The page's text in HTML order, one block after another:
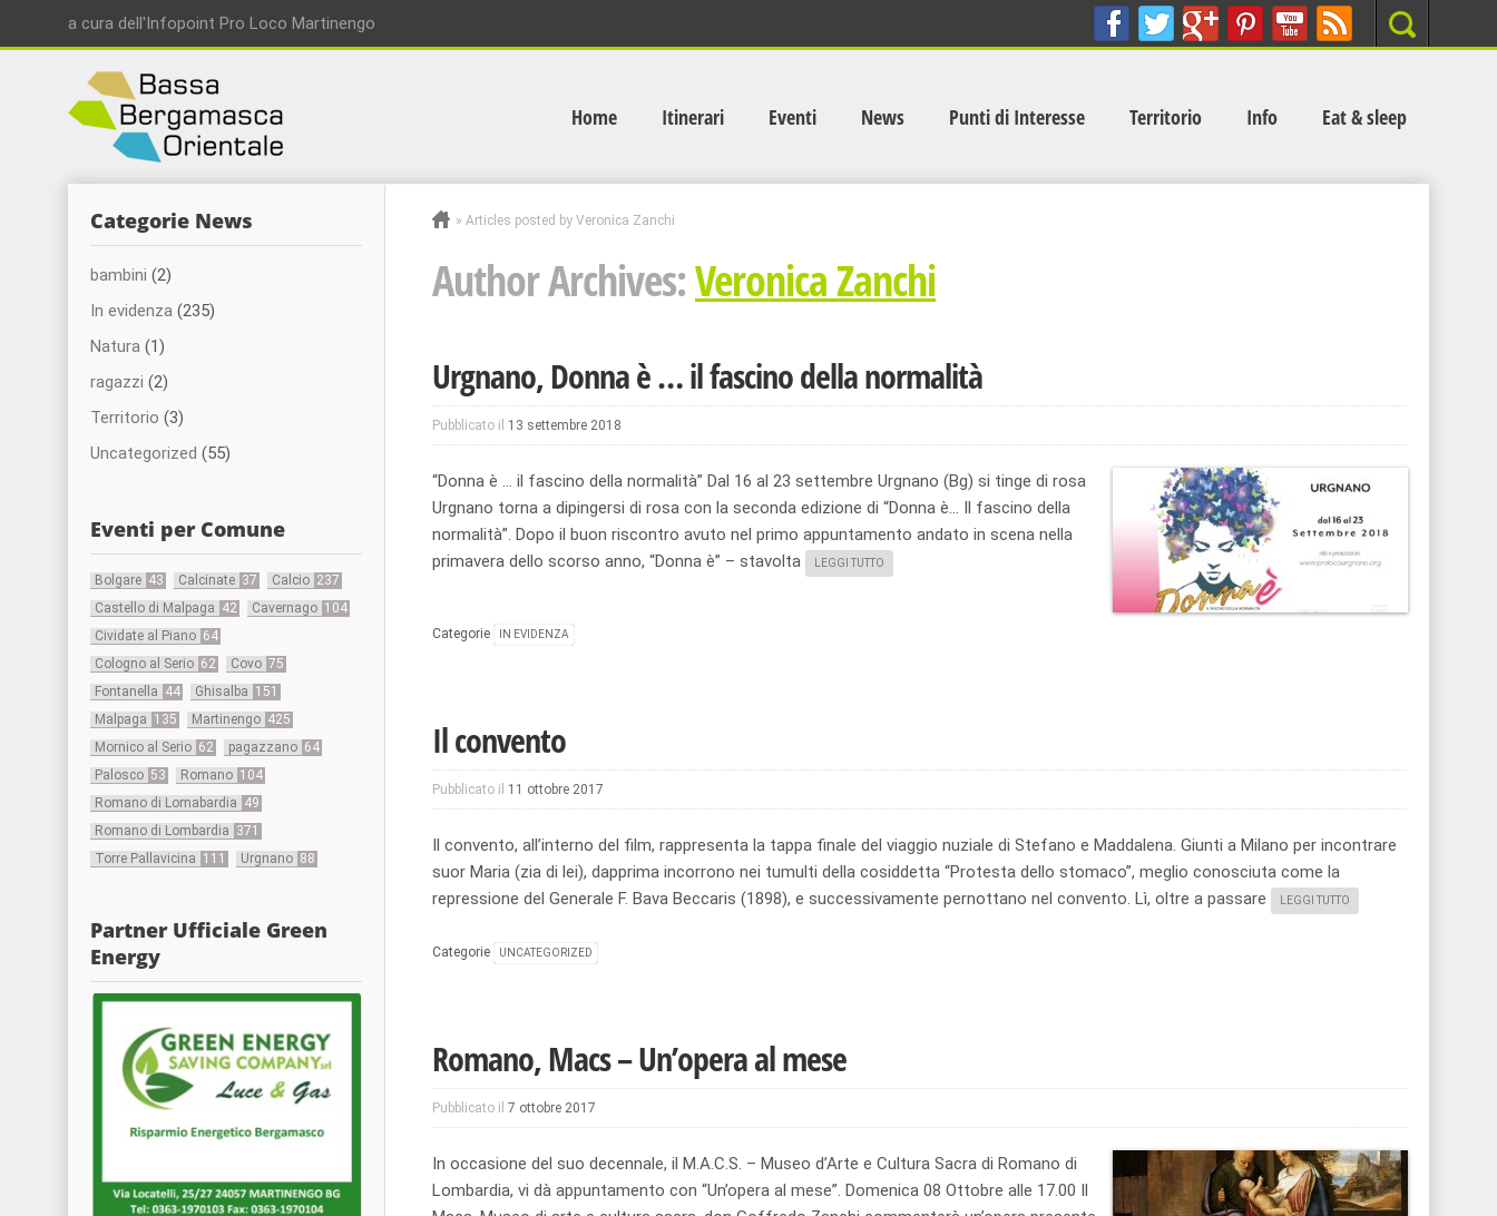
a cura dell'Infopoint Pro Loco Martinengo Search
Home Itinerari Eventi News Punti di Interesse Territorio Info Eat & sleep
» Articles posted by Veronica Zanchi
Author Archives:Veronica Zanchi
Urgnano, Donna è … il fascino della normalità
Pubblicato il 13 settembre 2018
“Donna è … il fascino della normalità” Dal 16 al 23 settembre Urgnano (Bg) si tinge di rosa
Urgnano torna a dipingersi di rosa con la seconda edizione di “Donna è… Il fascino della
normalità”. Dopo il buon riscontro avuto nel primo appuntamento andato in scena nella
primavera dello scorso anno, “Donna è” – stavolta
LEGGI TUTTO
Categorie IN EVIDENZA
Il convento
Pubblicato il 11 ottobre 2017
Il convento, all’interno del film, rappresenta la tappa finale del viaggio nuziale di Stefano e Maddalena. Giunti a Milano per incontrare
suor Maria (zia di lei), dapprima incorrono nei tumulti della cosiddetta “Protesta dello stomaco”, meglio conosciuta come la
repressione del Generale F. Bava Beccaris (1898), e successivamente pernottano nel convento. Lì, oltre a passare
LEGGI TUTTO
Categorie UNCATEGORIZED
Romano, Macs – Un’opera al mese
Pubblicato il 7 ottobre 2017
In occasione del suo decennale, il M.A.C.S. – Museo d’Arte e Cultura Sacra di Romano di
Lombardia, vi dà appuntamento con “Un’opera al mese”. Domenica 08 Ottobre alle 17.00 Il
Categorie News
bambini (2)
In evidenza (235)
Natura (1)
ragazzi (2)
Territorio (3)
Uncategorized (55)
Eventi per Comune
Bolgare 43 Calcinate 37 Calcio 237
Castello di Malpaga 42 Cavernago 104
Cividate al Piano 64
Cologno al Serio 62 Covo 75
Fontanella 44 Ghisalba 151
Malpaga 135 Martinengo 425
Mornico al Serio 62 pagazzano 64
Palosco 53 Romano 104
Romano di Lomabardia 49
Romano di Lombardia 371
Torre Pallavicina 111 Urgnano 88
Partner Ufficiale Green
Energy